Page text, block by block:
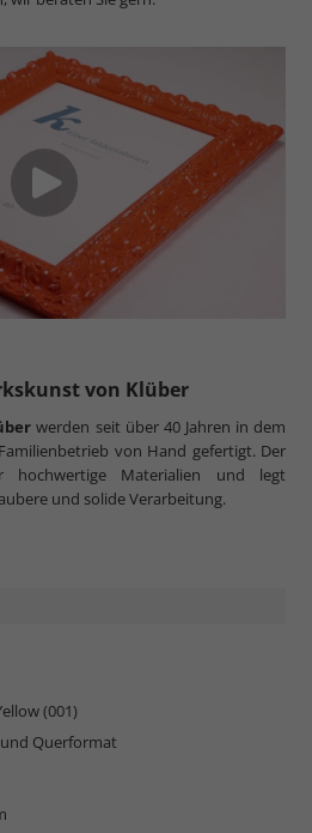
von Klüber
werden seit über 40 Jahren in dem
von Hand gefertigt. Der
hochwertige Materialien und legt
und solide Verarbeitung.
(001)
Querformat